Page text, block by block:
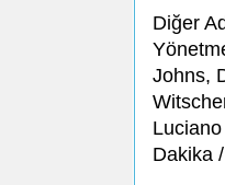
Diğer
Johns,
Dakika